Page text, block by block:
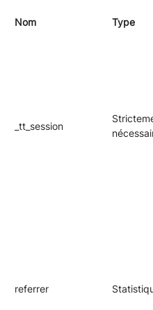
Nom Type
_tt_session
referrer